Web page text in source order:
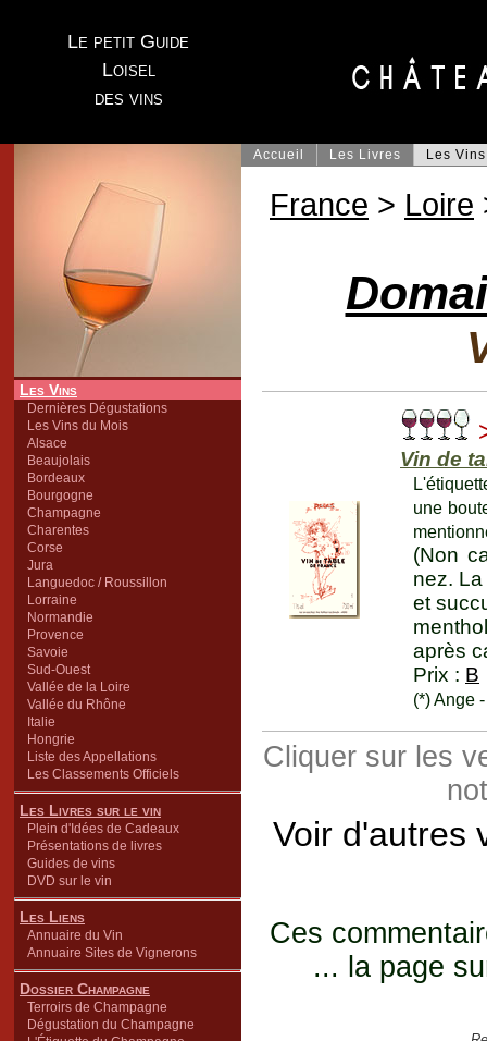
Le petit Guide
Loisel
des vins
Les Vins
Dernières Dégustations
Les Vins du Mois
Alsace
Beaujolais
Bordeaux
Bourgogne
Champagne
Charentes
Corse
Jura
Languedoc / Roussillon
Lorraine
Normandie
Provence
Savoie
Sud-Ouest
Vallée de la Loire
Vallée du Rhône
Italie
Hongrie
Liste des Appellations
Les Classements Officiels
Les Livres sur le vin
Plein d'Idées de Cadeaux
Présentations de livres
Guides de vins
DVD sur le vin
Les Liens
Annuaire du Vin
Annuaire Sites de Vignerons
Dossier Champagne
Terroirs de Champagne
Dégustation du Champagne
Accueil Les Livres Les Vins
France > Loire
Vin de
une
(Non
nez.
et
après
Prix : B
(*) Ange
Cliquer sur les
Voir d'autres
Ces
... la page